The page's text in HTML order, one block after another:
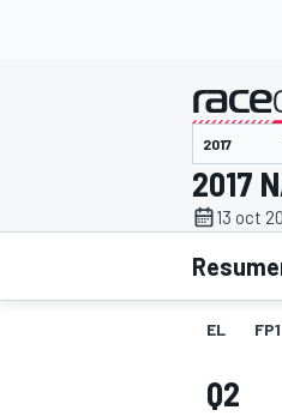
INDYCAR
2017
13 oct
EL FP1
Q2